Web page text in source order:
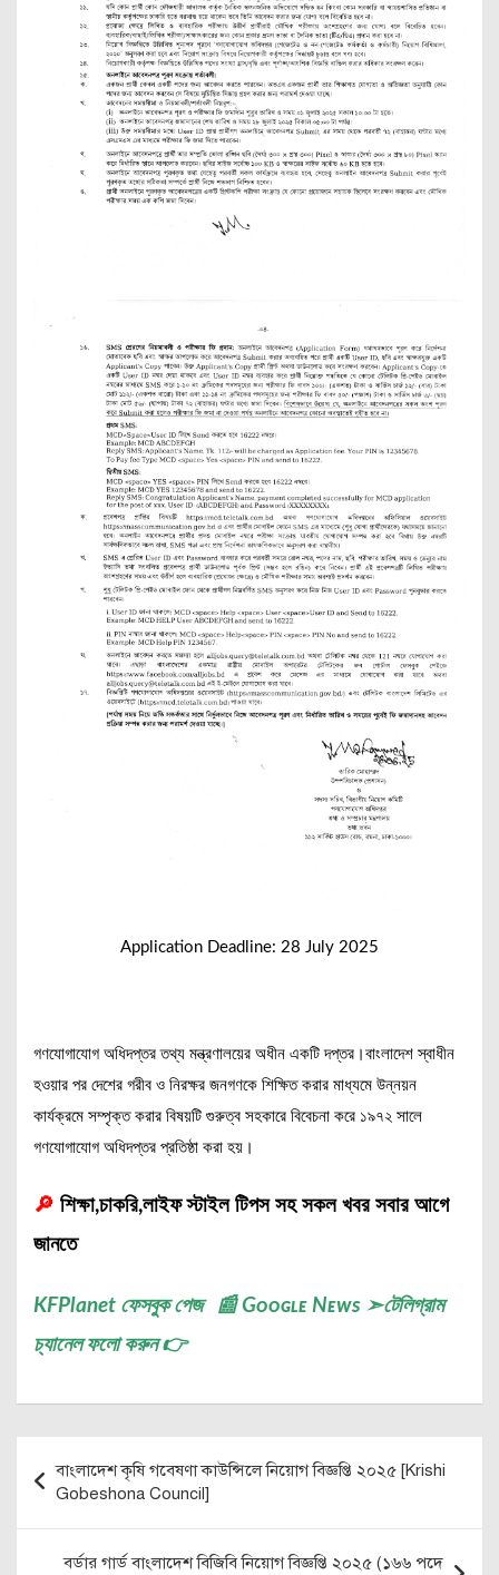
Application Deadline: 28 July 2025
গণযোগাযোগ অধিদপ্তর তথ্য মন্ত্রণালয়ের অধীন একটি দপ্তর।বাংলাদেশ স্বাধীন
হওয়ার পর দেশের গরীব ও নিরক্ষর জনগণকে শিক্ষিত করার মাধ্যমে উন্নয়ন
কার্যক্রমে সম্পৃক্ত করার বিষয়টি গুরুত্ব সহকারে বিবেচনা করে ১৯৭২ সালে
গণযোগাযোগ অধিদপ্তর প্রতিষ্ঠা করা হয়।
🔎 শিক্ষা,চাকরি,লাইফ স্টাইল টিপস সহ সকল খবর সবার আগে
জানতে
KFPlanet ফেসবুক পেজ📰Gᴏᴏɢʟᴇ Nᴇᴡs ➣টেলিগ্রাম
চ্যানেলফলো করুন 👉
navigation
বাংলাদেশ কৃষি গবেষণা কাউন্সিলে নিয়োগ বিজ্ঞপ্তি ২০২৫ [Krishi
Gobeshona Council]
বর্ডার গার্ড বাংলাদেশ বিজিবি নিয়োগ বিজ্ঞপ্তি ২০২৫ (১৬৬ পদে